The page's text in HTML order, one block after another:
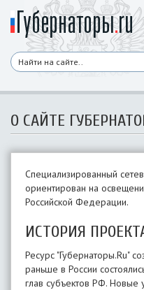
О САЙТЕ
Специализированный
ориентирован на
Российской Федерации.
ИСТОРИЯ
Ресурс "Губернаторы.Ru"
раньше в России
глав субъектов РФ.